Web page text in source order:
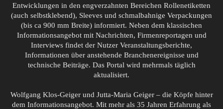
Entwicklungen in den engverzahnten Bereichen Rollenetiketten
(auch selbstklebend), Sleeves und schmalbahnige Verpackungen
(bis ca 900 mm Breite) informiert. Neben dem klassischen
Informationsangebot mit Nachrichten, Firmenreportagen und
Interviews findet der Nutzer Veranstaltungsberichte,
Informationen über anstehende Branchenereignisse und
technische Beiträge. Das Portal wird mehrmals täglich
aktualisiert.
Wolfgang Klos-Geiger und Jutta-Maria Geiger – die Köpfe hinter
dem Informationsangebot. Mit mehr als 35 Jahren Erfahrung als